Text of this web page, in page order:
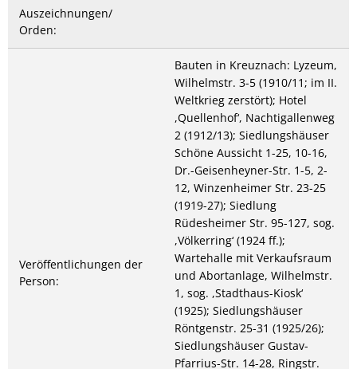
Auszeichnungen/
Orden:
Veröffentlichungen der
Person:
Bauten in Kreuznach: Lyzeum,
Wilhelmstr. 3-5 (1910/11; im II.
Weltkrieg zerstört); Hotel
,Quellenhof‘, Nachtigallenweg
2 (1912/13); Siedlungshäuser
Schöne Aussicht 1-25, 10-16,
Dr.-Geisenheyner-Str. 1-5, 2-
12, Winzenheimer Str. 23-25
(1919-27); Siedlung
Rüdesheimer Str. 95-127, sog.
,Völkerring‘ (1924 ff.);
Wartehalle mit Verkaufsraum
und Abortanlage, Wilhelmstr.
1, sog. ,Stadthaus-Kiosk‘
(1925); Siedlungshäuser
Röntgenstr. 25-31 (1925/26);
Siedlungshäuser Gustav-
Pfarrius-Str. 14-28, Ringstr.